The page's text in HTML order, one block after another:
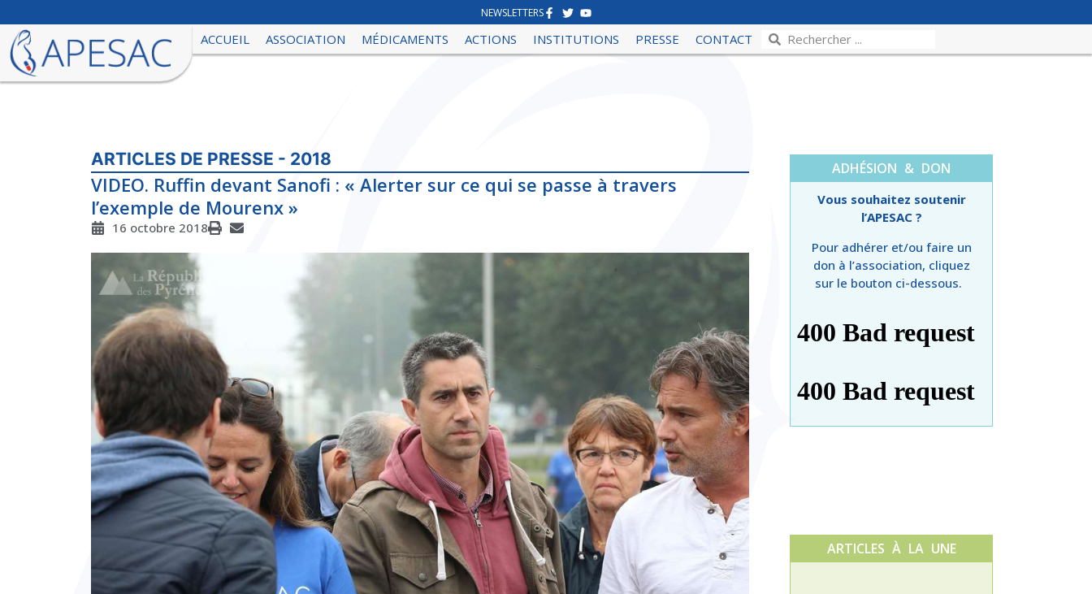
NEWSLETTERS
ACCUEIL ASSOCIATION MÉDICAMENTS ACTIONS INSTITUTIONS PRESSE CONTACT
ARTICLES DE PRESSE - 2018
VIDEO. Ruffin devant Sanofi : « Alerter sur ce qui se passe à travers
l’exemple de Mourenx »
16 octobre 2018
ADHÉSION & DON
Vous souhaitez soutenir
l’APESAC ?
Pour adhérer et/ou faire un
don à l’association, cliquez
sur le bouton ci-dessous.
ARTICLES À LA UNE